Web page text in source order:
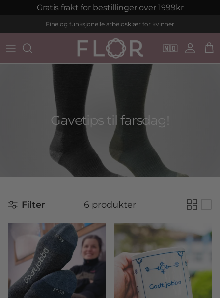
Hopp til innholdGratis frakt for bestillinger over 1999kr
Fine og funksjonelle arbeidsklær for kvinner
🇳🇴 Konto
Gavetips til farsdag!
Filter 6 produkter